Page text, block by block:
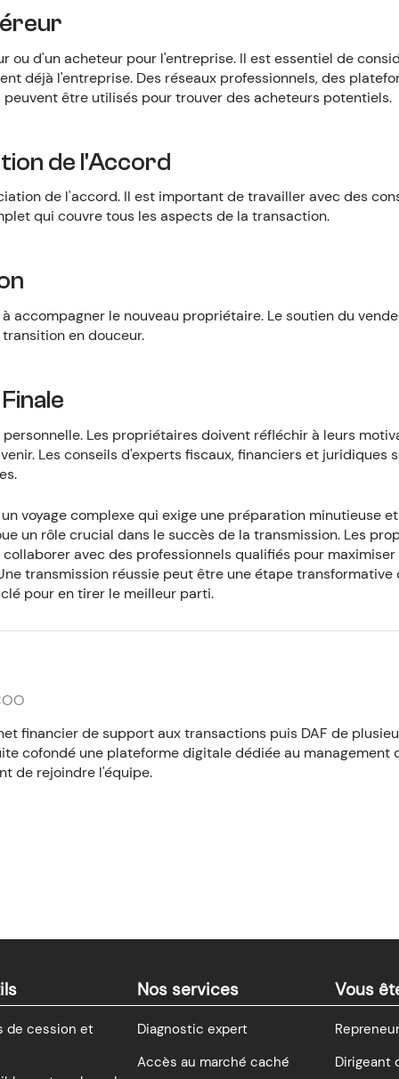
ou d'un acheteur pour l'entreprise. Il est essentiel de
déjà l'entreprise. Des réseaux professionnels, des
être utilisés pour trouver des acheteurs potentiels.
de l'Accord
de l'accord. Il est important de travailler avec des
qui couvre tous les aspects de la transaction.
accompagner le nouveau propriétaire. Le soutien du
en douceur.
Les propriétaires doivent réfléchir à leurs
Les conseils d'experts fiscaux, financiers et juridiques
voyage complexe qui exige une préparation minutieuse
un rôle crucial dans le succès de la transmission. Les
avec des professionnels qualifiés pour
transmission réussie peut être une étape transformative
pour en tirer le meilleur parti.
financier de support aux transactions puis DAF de
cofondé une plateforme digitale dédiée au management
de rejoindre l'équipe.
de cession et
Nos services
Diagnostic expert
Accès au marché caché
Vous
Dirigeant